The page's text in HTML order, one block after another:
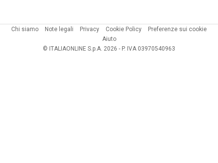
Chi siamo Note legali Privacy Cookie Policy
Preferenze sui cookie
Aiuto
© ITALIAONLINE S.p.A. 2026 - P. IVA 03970540963